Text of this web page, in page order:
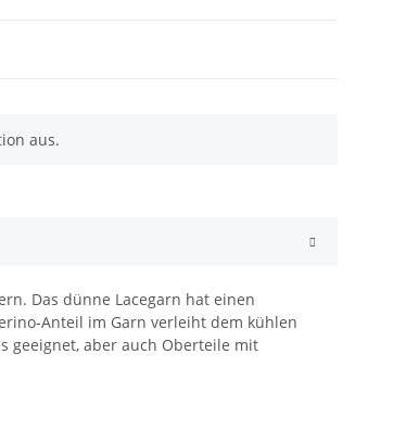
aus.
Das dünne Lacegarn hat einen
Anteil im Garn verleiht dem kühlen
geeignet, aber auch Oberteile mit